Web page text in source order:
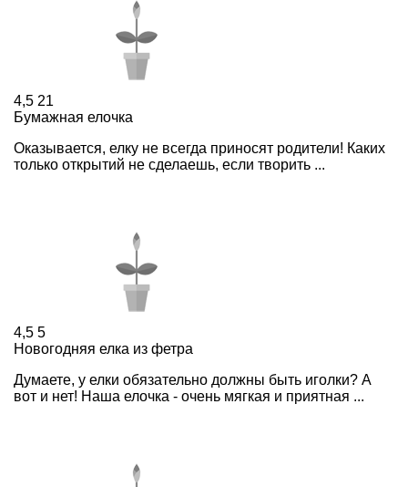
4,5 21
Бумажная елочка
Оказывается, елку не всегда приносят родители! Каких
только открытий не сделаешь, если творить ...
4,5 5
Новогодняя елка из фетра
Думаете, у елки обязательно должны быть иголки? А
вот и нет! Наша елочка - очень мягкая и приятная ...